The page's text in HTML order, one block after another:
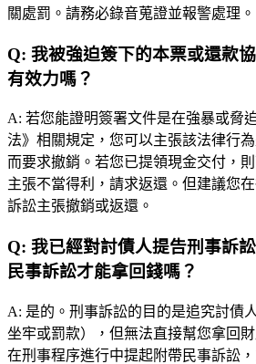
關處罰。請務必錄音蒐證並報警處理。
Q: 我被強迫簽下的本票或還款
有效力嗎？
A: 若您能證明簽署文件是在強暴或脅
法》相關規定，您可以主張該法律行為
而要求撤銷。若您已提領現金交付，
主張不當得利，請求返還。但建議您
訴訟主張撤銷或返還。
Q: 我已經對討債人提告刑事訴
民事訴訟才能拿回錢嗎？
A: 是的。刑事訴訟的目的是追究討債
坐牢或罰款），但無法直接幫您拿回
在刑事程序進行中提起附帶民事訴訟